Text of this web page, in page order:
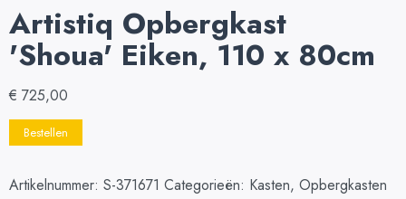
Artistiq Opbergkast
'Shoua' Eiken, 110 x 80cm
€ 725,00
Bestellen
Artikelnummer: S-371671 Categorieën: Kasten, Opbergkasten